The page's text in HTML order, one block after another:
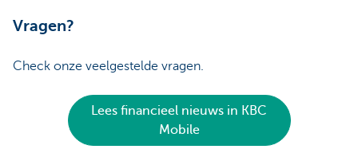
Vragen?
Check onze veelgestelde vragen.
Lees financieel nieuws in KBC
Mobile